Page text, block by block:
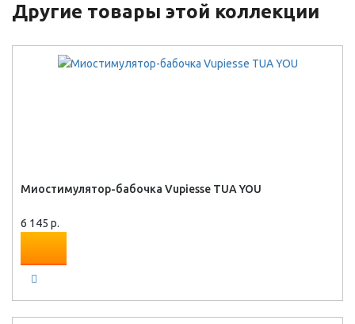
Другие товары этой коллекции
Миостимулятор-бабочка Vupiesse TUA YOU
6 145 р.